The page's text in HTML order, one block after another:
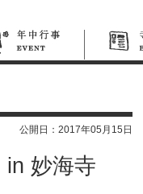
妙海寺
公開日： 2017年05月15日